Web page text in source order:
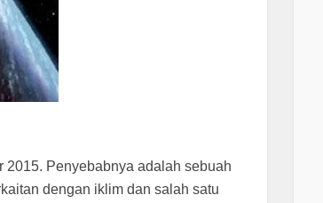
2015. Penyebabnya adalah sebuah
dengan iklim dan salah satu